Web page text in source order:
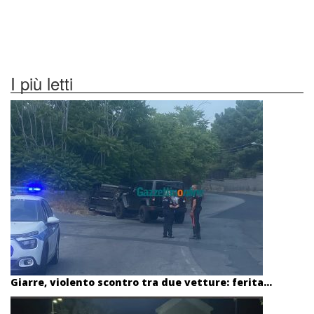
I più letti
Giarre, violento scontro tra due vetture: ferita...